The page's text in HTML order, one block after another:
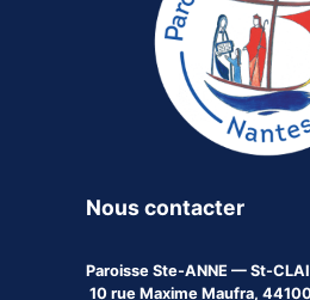
Nous contacter
Paroisse Ste-ANNE — St-
10 rue Maxime Maufra,